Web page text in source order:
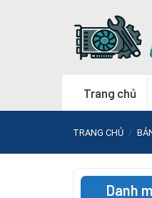
Trang chủ
TRANG CHỦ /
Danh